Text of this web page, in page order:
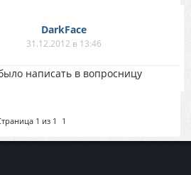
DarkFace
31.12.2012 в 13:46
написать в вопросницу
1 из 1 1